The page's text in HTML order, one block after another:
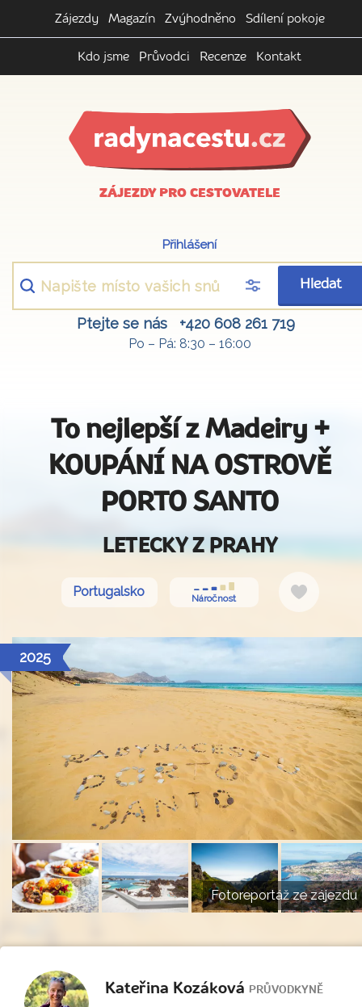
Zájezdy Magazín Zvýhodněno Sdílení pokoje
Kdo jsme Průvodci Recenze Kontakt
ZÁJEZDY PRO CESTOVATELE
Přihlášení
Hledat
Ptejte se nás +420 608 261 719
Po – Pá: 8:30 – 16:00
To nejlepší z Madeiry +
KOUPÁNÍ NA OSTROVĚ
PORTO SANTO
LETECKY Z PRAHY
Portugalsko Náročnost
Do
2025
Fotoreportáž ze zájezdu
Kateřina Kozáková PRŮVODKYNĚ